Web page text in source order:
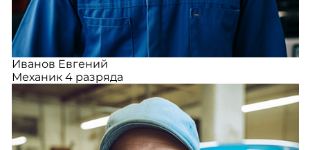
Иванов Евгений
Механик 4 разряда